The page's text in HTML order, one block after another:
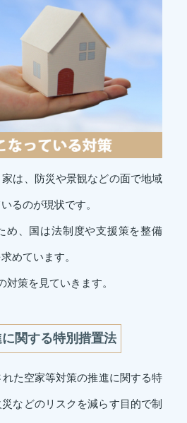
は、防災や景観などの面で地域
るのが現状です。
め、国は法制度や支援策を整備
めています。
対策を見ていきます。
関する特別措置法
た空家等対策の推進に関する特
などのリスクを減らす目的で制